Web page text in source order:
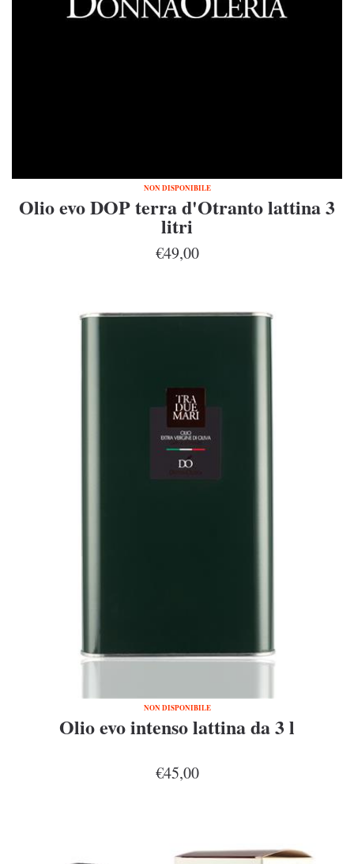
NON DISPONIBILE
Olio evo DOP terra d'Otranto lattina 3
litri
€49,00
NON DISPONIBILE
Olio evo intenso lattina da 3 l
€45,00